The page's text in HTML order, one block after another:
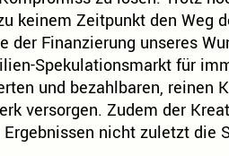
keinem Zeitpunkt den Weg
der Finanzierung unseres
Spekulationsmarkt für
und bezahlbaren, reinen
versorgen. Zudem der
Ergebnissen nicht zuletzt die